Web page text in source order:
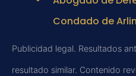
Condado de
Publicidad legal. Resultados
resultado similar. Contenido